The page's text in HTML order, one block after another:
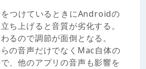
つけているときにAndroidの
ち上げると音質が劣化する。
るので調節が面倒となる。
の音声だけでなくMac自体の
、他のアプリの音声も影響を